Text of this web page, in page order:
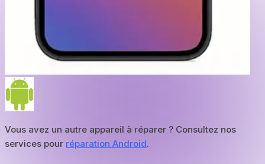
Vous avez un autre appareil à réparer ? Consultez nos
services pour réparation Android.